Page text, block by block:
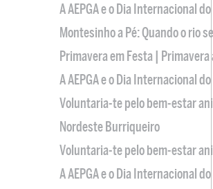
A AEPGA e o Dia Internacional
Montesinho a Pé: Quando o rio
Primavera em Festa | Primavera
A AEPGA e o Dia Internacional
Voluntaria-te pelo bem-estar
Nordeste Burriqueiro
Voluntaria-te pelo bem-estar
A AEPGA e o Dia Internacional